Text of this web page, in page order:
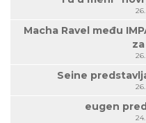
Macha Ravel među
Seine
eugen